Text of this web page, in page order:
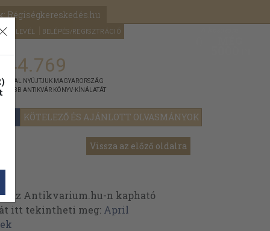
Régiségkereskedés.hu
HÍRLEVÉL BELÉPÉS/REGISZTRÁCIÓ
KÖTELEZŐ ÉS AJÁNLOTT OLVASMÁNYOK
NYÚJTJUK MAGYARORSZÁG
ANTIKVÁR KÖNYV-KÍNÁLATÁT
Vissza az előző oldalra
az Antikvarium.hu-n kapható
itt tekintheti meg: April